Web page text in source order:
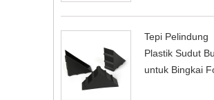
Tepi Pelindung
Plastik Sudut
untuk Bingkai